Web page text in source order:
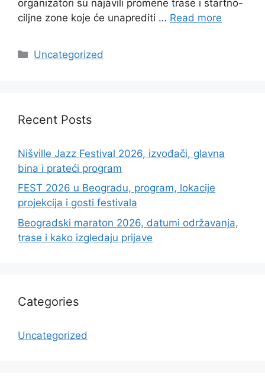
organizatori su najavili promene trase i startno-
ciljne zone koje će unaprediti … Read more
Categories
Uncategorized
Recent Posts
Nišville Jazz Festival 2026, izvođači, glavna
bina i prateći program
FEST 2026 u Beogradu, program, lokacije
projekcija i gosti festivala
Beogradski maraton 2026, datumi održavanja,
trase i kako izgledaju prijave
Categories
Uncategorized